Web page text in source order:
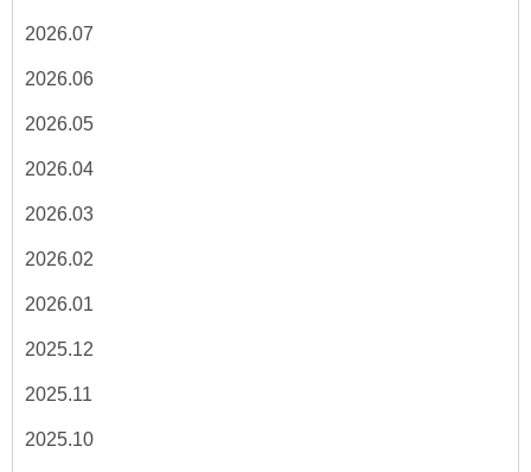
All rights reserved.
2026.07
2026.06
2026.05
2026.04
2026.03
2026.02
2026.01
2025.12
2025.11
2025.10